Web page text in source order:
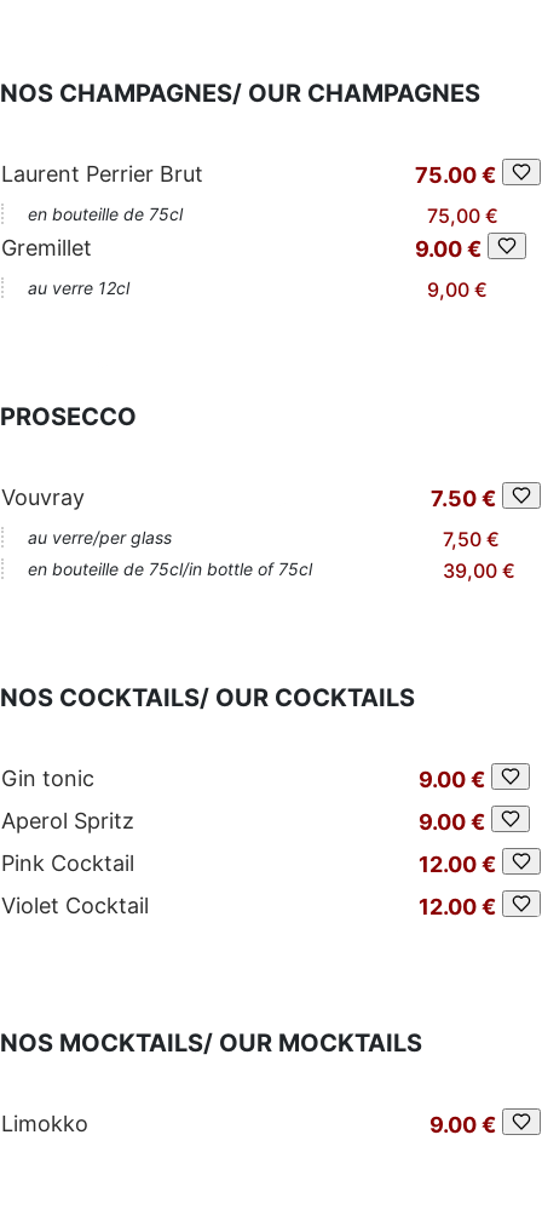
NOS CHAMPAGNES/ OUR CHAMPAGNES
Laurent Perrier Brut 75.00 €
en bouteille de 75cl 75,00 €
Gremillet 9.00 €
au verre 12cl 9,00 €
PROSECCO
Vouvray 7.50 €
au verre/per glass 7,50 €
en bouteille de 75cl/in bottle of 75cl 39,00 €
NOS COCKTAILS/ OUR COCKTAILS
Gin tonic
9.00 €
Aperol Spritz
9.00 €
Pink Cocktail
12.00 €
Violet Cocktail
12.00 €
NOS MOCKTAILS/ OUR MOCKTAILS
Limokko 9.00 €